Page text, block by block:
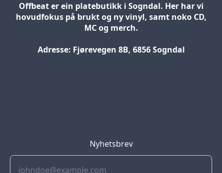
Offbeat er ein platebutikk i Sogndal. Her har vi
hovudfokus på brukt og ny vinyl, samt noko CD,
MC og merch.
Adresse: Fjørevegen 8B, 6856 Sogndal
Nyhetsbrev